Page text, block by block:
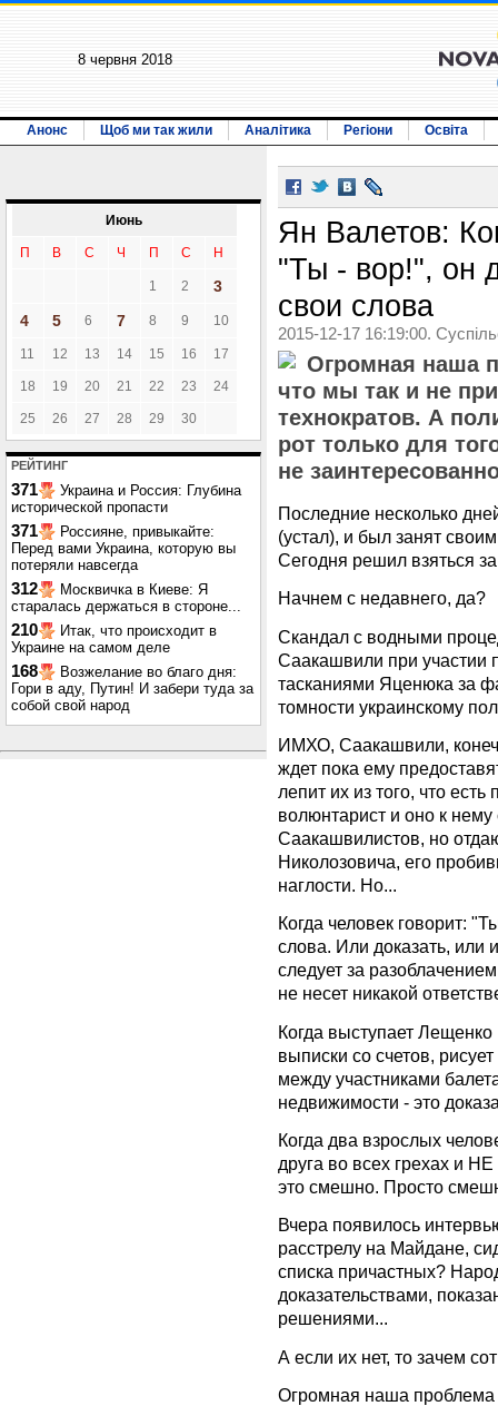
8 червня 2018
Анонс Щоб ми так жили Аналітика Регіони Освіта
Июнь
П В С Ч П С Н
1 2
3
4
5 6 7 8 9 10
11 12 13 14 15 16 17
18 19 20 21 22 23 24
25 26 27 28 29 30
РЕЙТИНГ
371
Украина и Россия: Глубина
исторической пропасти
371
Россияне, привыкайте:
Перед вами Украина, которую вы
потеряли навсегда
312
Москвичка в Киеве: Я
старалась держаться в стороне...
210
Итак, что происходит в
Украине на самом деле
168
Возжелание во благо дня:
Гори в аду, Путин! И забери туда за
собой свой народ
Ян Валетов:
"Ты - вор!", он
свои слова
2015-12-17 16:19:00.
Огромная наша
что мы так и не
технократов. А
рот только для
не
Последние несколько
(устал), и был занят
Сегодня решил взяться
Начнем с недавнего, да?
Скандал с водными
Саакашвили при участии
тасканиями Яценюка за
томности украинскому
ИМХО, Саакашвили,
ждет пока ему
лепит их из того, что
волюнтарист и оно к нему
Саакашвилистов, но
Николозовича, его
наглости. Но...
Когда человек говорит:
слова. Или доказать, или
следует за
не несет никакой
Когда выступает
выписки со счетов,
между участниками
недвижимости - это
Когда два взрослых
друга во всех грехах и
это смешно. Просто
Вчера появилось
расстрелу на Майдане,
списка причастных?
доказательствами,
решениями...
А если их нет, то зачем
Огромная наша проблема